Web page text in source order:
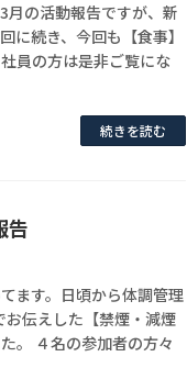
月の活動報告ですが、新
に続き、今回も【食事】
員の方は是非ご覧にな
続きを読む
告
ます。日頃から体調管理
お伝えした【禁煙・減煙
。 ４名の参加者の方々